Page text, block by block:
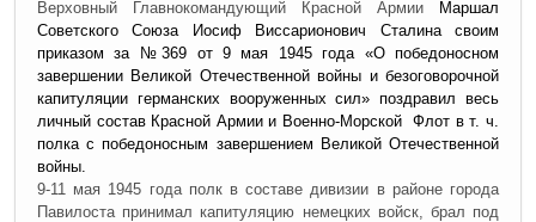
Верховный Главнокомандующий Красной Армии
Маршал
Советского Союза Иосиф Виссарионович Сталина своим
приказом за №369 от 9 мая 1945 года «О победоносном
завершении Великой Отечественной войны и безоговорочной
капитуляции германских вооруженных сил» поздравил весь
личный состав Красной Армии и Военно-Морской Флот в т. ч.
полка с победоносным завершением Великой Отечественной
войны.
9-11 мая 1945 года полк в составе дивизии в районе города
Павилоста принимал капитуляцию немецких войск, брал под